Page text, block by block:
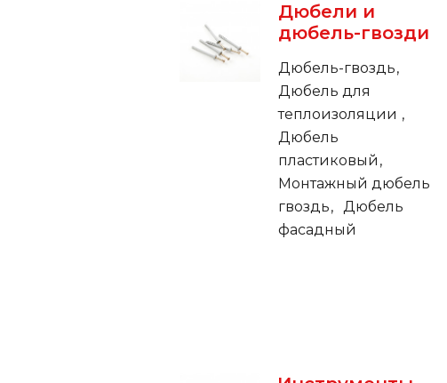
Дюбели и
дюбель-гвозди
Дюбель-гвоздь
Дюбель для
теплоизоляции
Дюбель
пластиковый
Монтажный дюбель
гвоздь
Дюбель
фасадный